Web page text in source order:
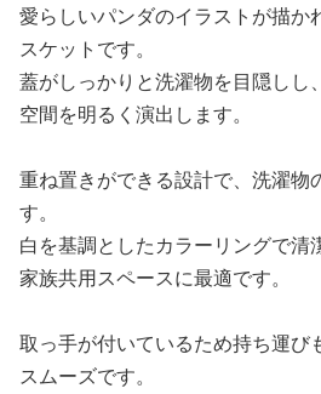
愛らしいパンダのイラストが描か
スケットです。
蓋がしっかりと洗濯物を目隠しし
空間を明るく演出します。
重ね置きができる設計で、洗濯物
す。
白を基調としたカラーリングで清
家族共用スペースに最適です。
取っ手が付いているため持ち運び
スムーズです。